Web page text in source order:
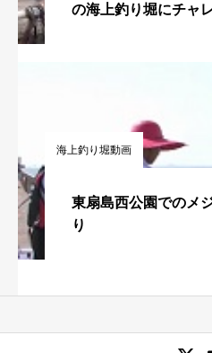
の海上釣り堀にチャ
海上釣り堀動画
東扇島西公園でのメ
り